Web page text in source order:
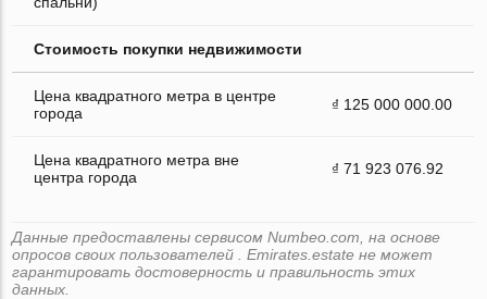
Стоимость покупки недвижимости
Цена квадратного метра в центре
города
₫ 125 000 000.00
Цена квадратного метра вне
центра города
₫ 71 923 076.92
Данные предоставлены сервисом Numbeo.com, на основе
опросов своих пользователей . Emirates.estate не может
гарантировать достоверность и правильность этих
данных.